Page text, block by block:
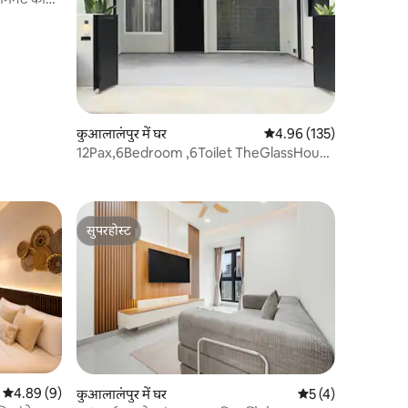
कुआलालंपुर में घर औसत रेटिंग 5 में से 4.96,
4.96 (135)
12Pax,6Bedroom ,6Toilet TheGlassHouse
औसत रेटिंग 5 में से 4.89, 9 समीक्षाएँ
4.89 (9)
सुपरहोस्ट
सुपरहोस्ट
कुआलालंपुर में घर औसत रेटिंग 5 में से 5,
5 (4)